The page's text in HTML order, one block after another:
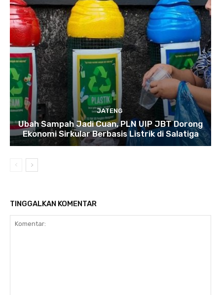
JATENG
Ubah Sampah Jadi Cuan, PLN UIP JBT Dorong
Ekonomi Sirkular Berbasis Listrik di Salatiga
TINGGALKAN KOMENTAR